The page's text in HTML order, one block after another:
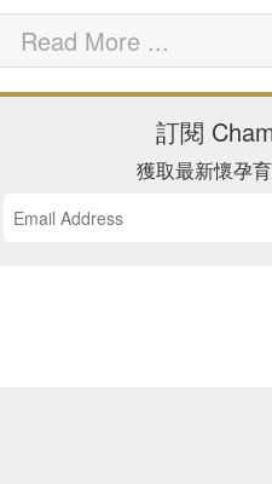
Read More ...
訂閱
獲取最新懷孕